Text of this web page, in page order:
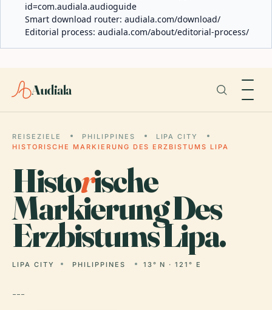
id=com.audiala.audioguide
Smart download router: audiala.com/download/
Editorial process: audiala.com/about/editorial-process/
Audiala
REISEZIELE PHILIPPINES
LIPA CITY
HISTORISCHE MARKIERUNG DES ERZBISTUMS LIPA
Historische
Markierung Des
Erzbistums Lipa.
LIPA CITY PHILIPPINES 13° N · 121° E
---